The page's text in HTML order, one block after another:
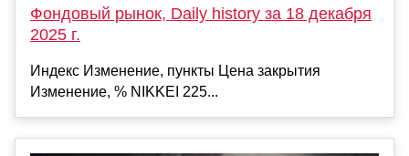
Фондовый рынок, Daily history за 18 декабря
2025 г.
Индекс Изменение, пункты Цена закрытия
Изменение, % NIKKEI 225...